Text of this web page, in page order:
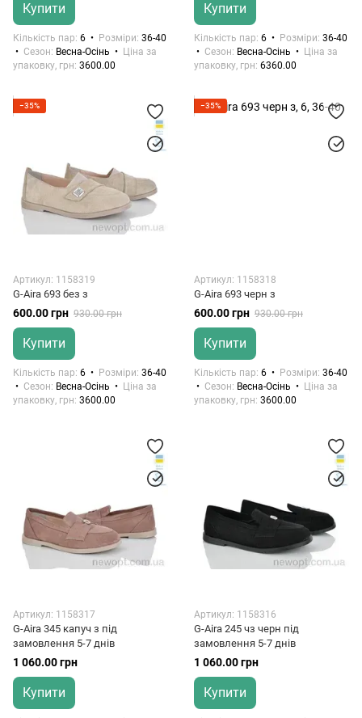
Купити
Кількість пар 6 Розміри 36-40
Сезон
Весна-Осінь
Ціна за
упаковку, грн 3600.00
Купити
Кількість пар 6 Розміри 36-40
Сезон
Весна-Осінь
Ціна за
упаковку, грн 6360.00
−35%
Артикул: 1158319
G-Aira 693 без з
600.00 грн 930.00 грн
Купити
Кількість пар 6 Розміри 36-40
Сезон
Весна-Осінь
Ціна за
упаковку, грн 3600.00
−35%
Артикул: 1158318
G-Aira 693 черн з
600.00 грн 930.00 грн
Купити
Кількість пар 6 Розміри 36-40
Сезон
Весна-Осінь
Ціна за
упаковку, грн 3600.00
Артикул: 1158317
G-Aira 345 капуч з під
замовлення 5-7 днів
1 060.00 грн
Купити
Артикул: 1158316
G-Aira 245 чз черн під
замовлення 5-7 днів
1 060.00 грн
Купити